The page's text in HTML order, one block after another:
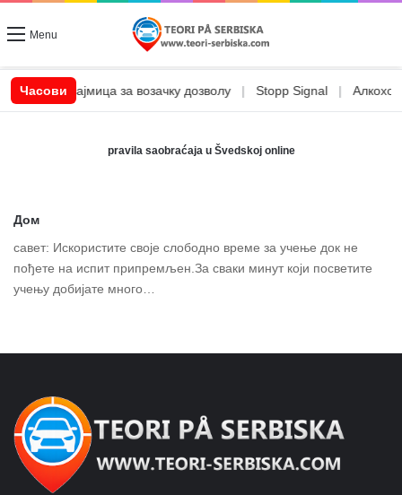
Menu
Часови
CSN позајмица за возачку дозволу Stopp Signal Алкохол
pravila saobraćaja u Švedskoj online
Дом
савет: Искористите своје слободно време за учење док не
пођете на испит припремљен.За сваки минут који посветите
учењу добијате много…